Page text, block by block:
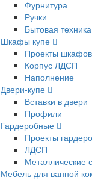
Фурнитура
Ручки
Бытовая техника
Шкафы купе
Проекты
Корпус ЛДСП
Наполнение
Двери-купе
Вставки в двери
Профили
Гардеробные
Проекты
ЛДСП
Металлические
Мебель для ванной